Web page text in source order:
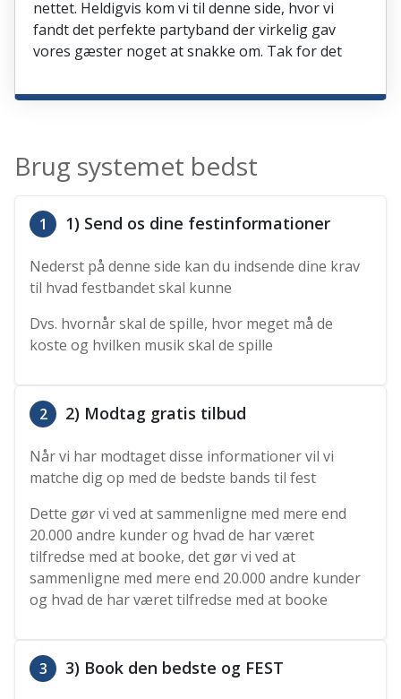
nettet. Heldigvis kom vi til denne side, hvor vi
fandt det perfekte partyband der virkelig gav
vores gæster noget at snakke om. Tak for det
Brug systemet bedst
1 1) Send os dine festinformationer
Nederst på denne side kan du indsende dine krav
til hvad festbandet skal kunne
Dvs. hvornår skal de spille, hvor meget må de
koste og hvilken musik skal de spille
2 2) Modtag gratis tilbud
Når vi har modtaget disse informationer vil vi
matche dig op med de bedste bands til fest
Dette gør vi ved at sammenligne med mere end
20.000 andre kunder og hvad de har været
tilfredse med at booke, det gør vi ved at
sammenligne med mere end 20.000 andre kunder
og hvad de har været tilfredse med at booke
3 3) Book den bedste og FEST